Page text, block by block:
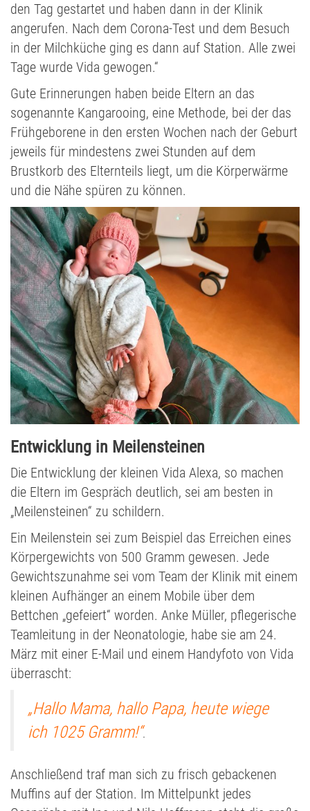
den Tag gestartet und haben dann in der Klinik
angerufen. Nach dem Corona-Test und dem Besuch
in der Milchküche ging es dann auf Station. Alle zwei
Tage wurde Vida gewogen.“
Gute Erinnerungen haben beide Eltern an das
sogenannte Kangarooing, eine Methode, bei der das
Frühgeborene in den ersten Wochen nach der Geburt
jeweils für mindestens zwei Stunden auf dem
Brustkorb des Elternteils liegt, um die Körperwärme
und die Nähe spüren zu können.
Entwicklung in Meilensteinen
Die Entwicklung der kleinen Vida Alexa, so machen
die Eltern im Gespräch deutlich, sei am besten in
„Meilensteinen“ zu schildern.
Ein Meilenstein sei zum Beispiel das Erreichen eines
Körpergewichts von 500 Gramm gewesen. Jede
Gewichtszunahme sei vom Team der Klinik mit einem
kleinen Aufhänger an einem Mobile über dem
Bettchen „gefeiert“ worden. Anke Müller, pflegerische
Teamleitung in der Neonatologie, habe sie am 24.
März mit einer E-Mail und einem Handyfoto von Vida
überrascht:
„Hallo Mama, hallo Papa, heute wiege
ich 1025 Gramm!“.
Anschließend traf man sich zu frisch gebackenen
Muffins auf der Station. Im Mittelpunkt jedes